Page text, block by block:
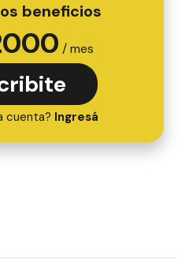
beneficios
/ mes
cuenta? Ingresá